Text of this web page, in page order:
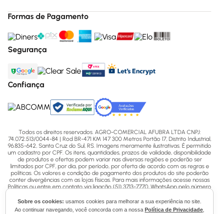
Sobre os cookies: usamos cookies para melhorar a sua experiência no site.
Ao continuar navegando, você concorda com a nossa Política de Privacidade
Formas de Pagamento
Segurança
Confiança
Todos os direitos reservados. AGRO-COMERCIAL AFUBRA LTDA CNPJ:
74.072.513/0044-84 | Rod BR-471 KM 147 300 Metros Portão 17, Distrito Industrial,
96.835-642, Santa Cruz do Sul, RS. Imagens meramente ilustrativas. É permitido
um cadastro por CPF. Os itens, quantidades, prazos de validade, disponibilidade
de produtos e ofertas podem variar nas diversas regiões e poderão ser
limitados por CPF, por dia, por período, por oferta de acordo com as regras e
políticas. Os valores e condição de pagamento dos produtos do site poderão
conter divergências com as lojas físicas. Para mais informações acesse nossas
Políticas ou entre em contato via ligação (51) 3713-7770, WhatsApp pelo número